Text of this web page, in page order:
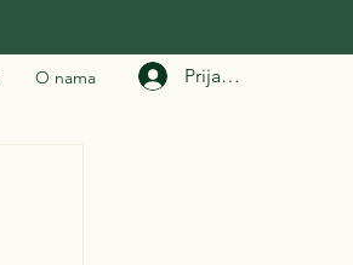
O nama Prijavi se